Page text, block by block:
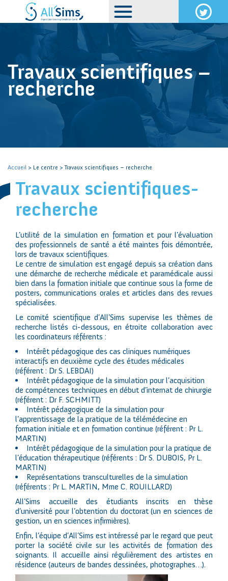
Travaux scientifiques –
recherche
Accueil > Le centre > Travaux scientifiques – recherche
Travaux scientifiques-
recherche
L’utilité de la simulation en formation et pour l’évaluation
des professionnels de santé a été maintes fois démontrée,
lors de travaux scientifiques.
Le centre de simulation est engagé depuis sa création dans
une démarche de recherche médicale et paramédicale aussi
bien dans la formation initiale que continue sous la forme de
posters, communications orales et articles dans des revues
spécialisées.
Le comité scientifique d’All’Sims supervise les thèmes de
recherche listés ci-dessous, en étroite collaboration avec
les coordinateurs référents :
Intérêt pédagogique des cas cliniques numériques
interactifs en deuxième cycle des études médicales
(référent : Dr S. LEBDAI)
Intérêt pédagogique de la simulation pour l’acquisition
de compétences techniques en début d’internat de chirurgie
(référent : Dr F. SCHMITT)
Intérêt pédagogique de la simulation pour
l’apprentissage de la pratique de la télémédecine en
formation initiale et en formation continue (référent : Pr L.
MARTIN)
Intérêt pédagogique de la simulation pour la pratique de
l’éducation thérapeutique (référents : Dr S. DUBOIS, Pr L.
MARTIN)
Représentations transculturelles de la simulation
(référents : Pr L. MARTIN, Mme C. ROUILLARD)
All’Sims accueille des étudiants inscrits en thèse
d’université pour l’obtention du doctorat (un en sciences de
gestion, un en sciences infirmières).
Enfin, l’équipe d’All’Sims est intéressé par le regard que peut
porter la société civile sur les activités de formation des
soignants. Il accueille ainsi régulièrement des artistes en
résidence (auteurs de bandes dessinées, photographes…).